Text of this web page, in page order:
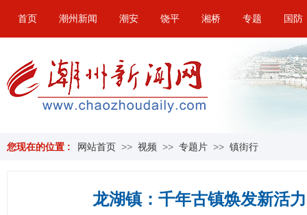
首页 潮州新闻 潮安 饶平 湘桥 专题 国防
您现在的位置 : 网站首页 >> 视频 >> 专题片 >> 镇街行
龙湖镇：千年古镇焕发新活